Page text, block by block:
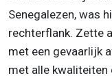
Senegalezen, was
rechterflank. Zette
met een gevaarlijk
met alle